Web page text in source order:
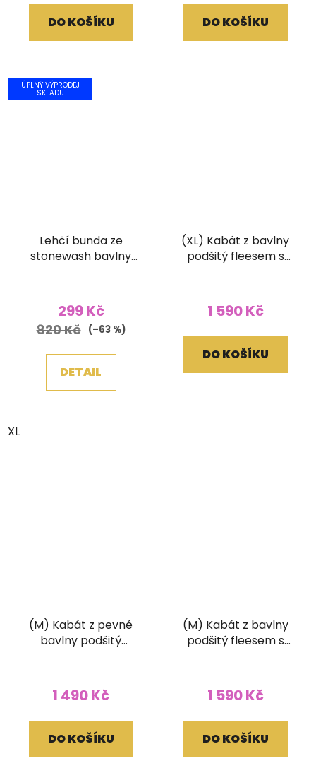
DO KOŠÍKU DO KOŠÍKU
ÚPLNÝ VÝPRODEJ
SKLADU
Lehčí bunda ze
stonewash bavlny
299 Kč
820 Kč (–63 %)
DETAIL
XL
(XL) Kabát z bavlny
podšitý fleesem s
1 590 Kč
DO KOŠÍKU
(M) Kabát z pevné
bavlny podšitý
1 490 Kč
DO KOŠÍKU
(M) Kabát z bavlny
podšitý fleesem s
šedý
1 590 Kč
DO KOŠÍKU